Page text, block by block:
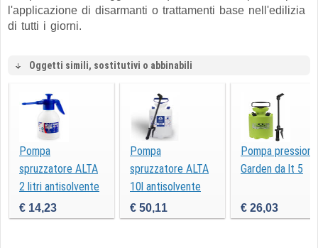
l'applicazione di disarmanti o trattamenti base nell'edilizia
di tutti i giorni.
Oggetti simili, sostitutivi o abbinabili
Pompa
spruzzatore ALTA
2 litri antisolvente
€ 14,23
Pompa
spruzzatore ALTA
10l antisolvente
con lancia
€ 50,11
Pompa pressione
Garden da lt 5
€ 26,03